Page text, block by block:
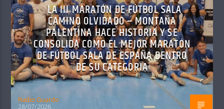
LA III MARATÓN DE FÚTBOL SALA
CAMINO OLVIDADO – MONTAÑA
PALENTINA HACE HISTORIA Y SE
CONSOLIDA COMO EL MEJOR MARATÓN
DE FÚTBOL SALA DE ESPAÑA DENTRO
DE SU CATEGORÍA
Radio Guardo
28/07/2026